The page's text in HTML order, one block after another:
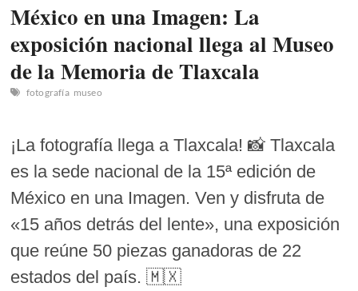
México en una Imagen: La
exposición nacional llega al Museo
de la Memoria de Tlaxcala
fotografía museo
¡La fotografía llega a Tlaxcala! 📸 Tlaxcala
es la sede nacional de la 15ª edición de
México en una Imagen. Ven y disfruta de
«15 años detrás del lente», una exposición
que reúne 50 piezas ganadoras de 22
estados del país. 🇲🇽